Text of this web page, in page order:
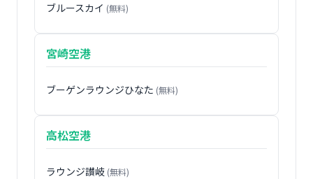
ブルースカイ (無料)
宮崎空港
ブーゲンラウンジひなた (無料)
高松空港
ラウンジ讃岐 (無料)